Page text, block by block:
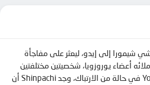
شيمورا إلى إيدو، ليعثر على مفاجأة
أعضاء يوروزويا، شخصيتين مختلفتين
تمامًا! أثناء فراره من مقر Yorozuya في حالة من الارتباك، وجد Shinpachi أن